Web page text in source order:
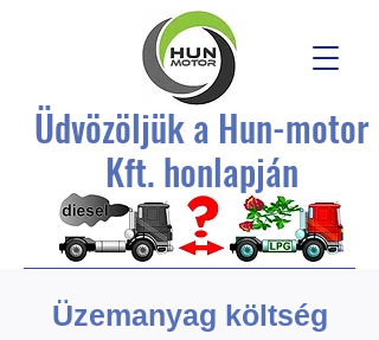
Üdvözöljük a Hun-motor
Kft. honlapján
Üzemanyag költség